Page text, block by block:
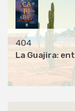
404
La Guajira: